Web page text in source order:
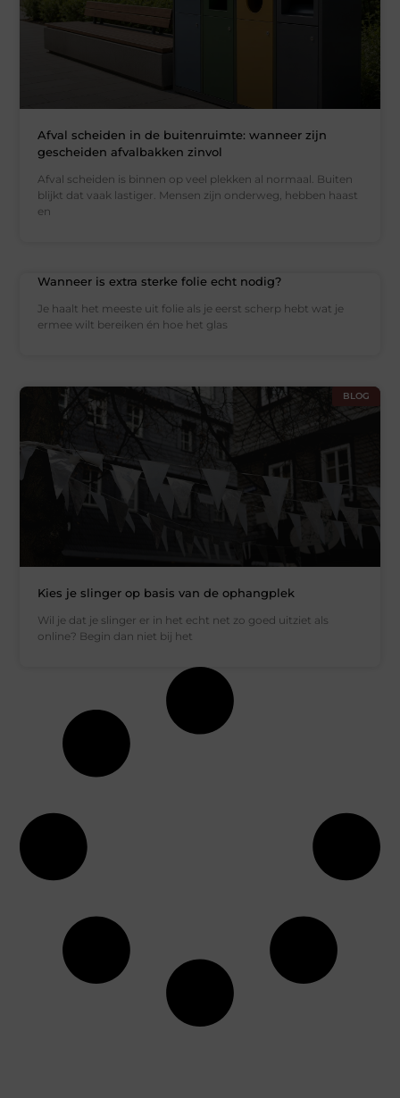
Afval scheiden in de buitenruimte: wanneer zijn
gescheiden afvalbakken zinvol
Afval scheiden is binnen op veel plekken al normaal. Buiten
blijkt dat vaak lastiger. Mensen zijn onderweg, hebben haast
en
Wanneer is extra sterke folie echt nodig?
Je haalt het meeste uit folie als je eerst scherp hebt wat je
ermee wilt bereiken én hoe het glas
BLOG
Kies je slinger op basis van de ophangplek
Wil je dat je slinger er in het echt net zo goed uitziet als
online? Begin dan niet bij het